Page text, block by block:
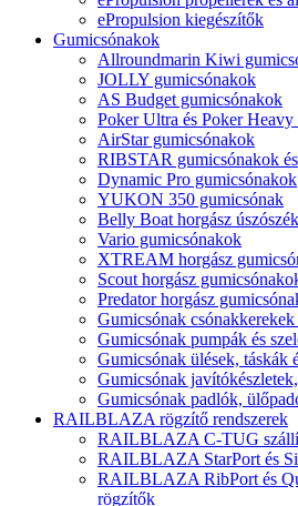
ePropulsion kiegészítők
Gumicsónakok
Allroundmarin Kiwi
JOLLY gumicsónakok
AS Budget gumicsónakok
Poker Ultra és Poker
AirStar gumicsónakok
RIBSTAR gumicsónakok
Dynamic Pro gumicsónakok
YUKON 350 gumicsónak
Belly Boat horgász
Vario gumicsónakok
XTREAM horgász
Scout horgász
Predator horgász
Gumicsónak
Gumicsónak pumpák és
Gumicsónak ülések, táskák
Gumicsónak
Gumicsónak padlók,
RAILBLAZA rögzítő rendszerek
RAILBLAZA C-TUG
RAILBLAZA StarPort és
RAILBLAZA RibPort és
rögzítők